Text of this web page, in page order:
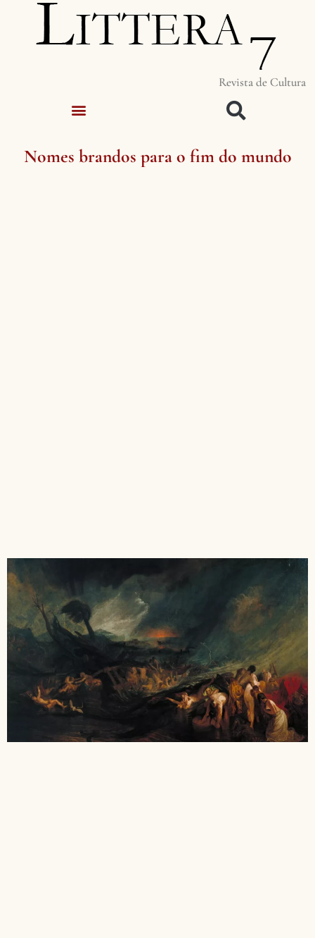
Revista de Cultura
Nomes brandos para o fim do mundo